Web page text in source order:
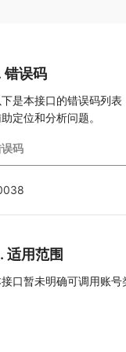
错误码
是本接口的错误码列
定位和分析问题。
码
适用范围
口暂未明确可调用账号